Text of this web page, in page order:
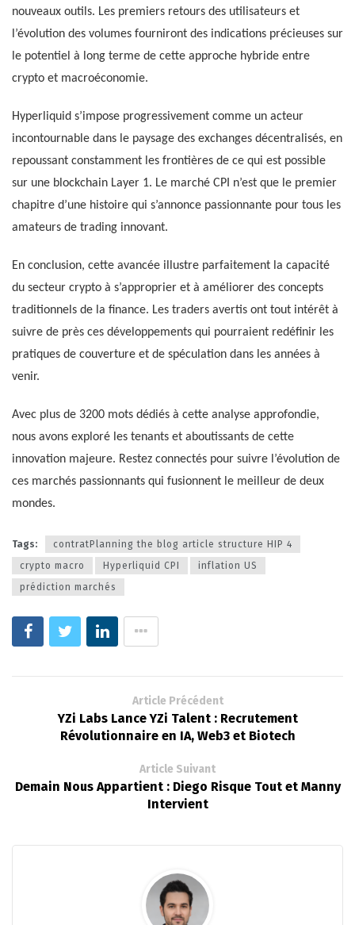
nouveaux outils. Les premiers retours des utilisateurs et
l’évolution des volumes fourniront des indications précieuses sur
le potentiel à long terme de cette approche hybride entre
crypto et macroéconomie.
Hyperliquid s’impose progressivement comme un acteur
incontournable dans le paysage des exchanges décentralisés, en
repoussant constamment les frontières de ce qui est possible
sur une blockchain Layer 1. Le marché CPI n’est que le premier
chapitre d’une histoire qui s’annonce passionnante pour tous les
amateurs de trading innovant.
En conclusion, cette avancée illustre parfaitement la capacité
du secteur crypto à s’approprier et à améliorer des concepts
traditionnels de la finance. Les traders avertis ont tout intérêt à
suivre de près ces développements qui pourraient redéfinir les
pratiques de couverture et de spéculation dans les années à
venir.
Avec plus de 3200 mots dédiés à cette analyse approfondie,
nous avons exploré les tenants et aboutissants de cette
innovation majeure. Restez connectés pour suivre l’évolution de
ces marchés passionnants qui fusionnent le meilleur de deux
mondes.
Tags:
contratPlanning the blog article structure HIP 4
crypto macro
Hyperliquid CPI
inflation US
prédiction marchés
Article Précédent
YZi Labs Lance YZi Talent : Recrutement
Révolutionnaire en IA, Web3 et Biotech
Article Suivant
Demain Nous Appartient : Diego Risque Tout et Manny
Intervient